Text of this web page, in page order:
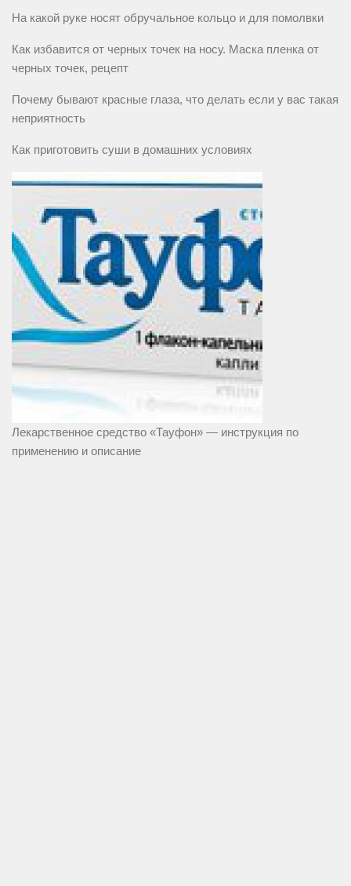
На какой руке носят обручальное кольцо и для помолвки
Как избавится от черных точек на носу. Маска пленка от
черных точек, рецепт
Почему бывают красные глаза, что делать если у вас такая
неприятность
Как приготовить суши в домашних условиях
Лекарственное средство «Тауфон» — инструкция по
применению и описание